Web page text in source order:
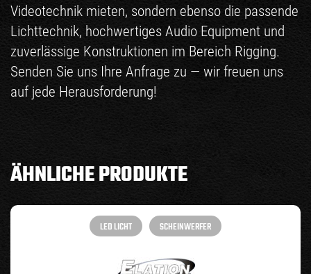
Videotechnik mieten, sondern ebenso die passende
Lichttechnik, hochwertiges Audio Equipment und
zuverlässige Konstruktionen im Bereich Rigging.
Senden Sie uns Ihre Anfrage zu — wir freuen uns
auf jede Herausforderung!
ÄHNLICHE PRODUKTE
LED LICHT SCHEINWERFER